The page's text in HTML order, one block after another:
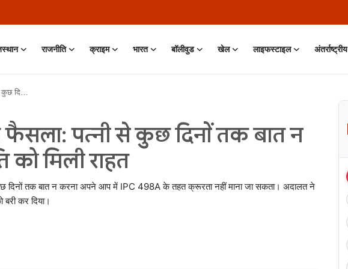
राजनीति क्राइम भारत बॉलीवुड खेल लाइफस्टाइल अंतर्राष्ट्रीय
मिली राहत
फैसला: पत्नी से कुछ दिनों तक बात न
को मिली राहत
दिनों तक बात न करना अपने आप में IPC 498A के तहत क्रूरता नहीं माना जा सकता। अदालत ने
कर दिया।
Organization • 11 Jun, 2026